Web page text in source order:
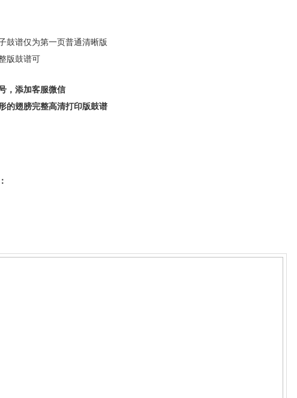
鼓谱仅为第一页普通清晰版
版鼓谱可
，添加客服微信
的翅膀完整高清打印版鼓谱